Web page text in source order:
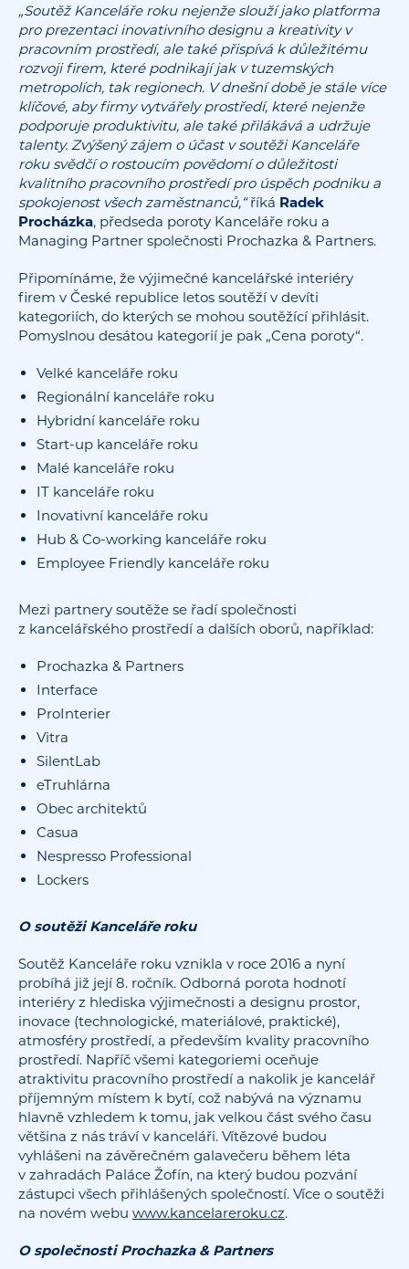
„Soutěž Kanceláře roku nejenže slouží jako platforma
pro prezentaci inovativního designu a kreativity v
pracovním prostředí, ale také přispívá k důležitému
rozvoji firem, které podnikají jak v tuzemských
metropolích, tak regionech. V dnešní době je stále více
klíčové, aby firmy vytvářely prostředí, které nejenže
podporuje produktivitu, ale také přilákává a udržuje
talenty. Zvýšený zájem o účast v soutěži Kanceláře
roku svědčí o rostoucím povědomí o důležitosti
kvalitního pracovního prostředí pro úspěch podniku a
spokojenost všech zaměstnanců,“říká Radek
Procházka, předseda poroty Kanceláře roku a
Managing Partner společnosti Prochazka & Partners.
Připomínáme, že výjimečné kancelářské interiéry
firem v České republice letos soutěží v devíti
kategoriích, do kterých se mohou soutěžící přihlásit.
Pomyslnou desátou kategorií je pak „Cena poroty“.
Velké kanceláře roku
Regionální kanceláře roku
Hybridní kanceláře roku
Start-up kanceláře roku
Malé kanceláře roku
IT kanceláře roku
Inovativní kanceláře roku
Hub & Co-working kanceláře roku
Employee Friendly kanceláře roku
Mezi partnery soutěže se řadí společnosti
z kancelářského prostředí a dalších oborů, například:
Prochazka & Partners
Interface
ProInterier
Vitra
SilentLab
eTruhlárna
Obec architektů
Casua
Nespresso Professional
Lockers
O soutěži Kanceláře roku
Soutěž Kanceláře roku vznikla v roce 2016 a nyní
probíhá již její 8. ročník. Odborná porota hodnotí
interiéry z hlediska výjimečnosti a designu prostor,
inovace (technologické, materiálové, praktické),
atmosféry prostředí, a především kvality pracovního
prostředí. Napříč všemi kategoriemi oceňuje
atraktivitu pracovního prostředí a nakolik je kancelář
příjemným místem k bytí, což nabývá na významu
hlavně vzhledem k tomu, jak velkou část svého času
většina z nás tráví v kanceláři. Vítězové budou
vyhlášeni na závěrečném galavečeru během léta
v zahradách Paláce Žofín, na který budou pozvání
zástupci všech přihlášených společností. Více o soutěži
na novém webu www.kancelareroku.cz.
O společnosti Prochazka & Partners